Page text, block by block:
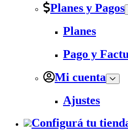
Planes y Pagos
Planes
Pago y
Mi cuenta
Ajustes
Configurá tu